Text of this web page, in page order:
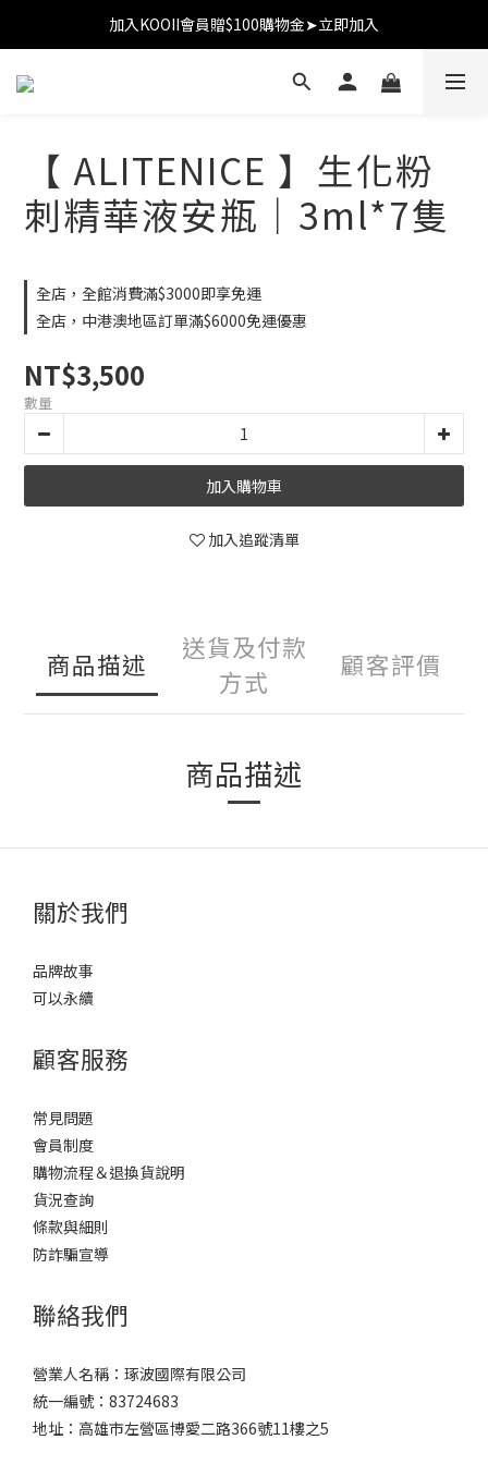
加入KOOII會員贈$100購物金➤立即加入
加入KOOII會員贈$100購物金➤立即加入
全館$3,000免運
【 ALITENICE 】生化粉
刺精華液安瓶｜3ml*7隻
全店，全館消費滿$3000即享免運
全店，中港澳地區訂單滿$6000免運優惠
NT$3,500
數量
加入購物車
加入追蹤清單
商品描述
送貨及付款
方式
顧客評價
商品描述
關於我們
品牌故事
可以永續
顧客服務
常見問題
會員制度
購物流程＆退換貨說明
貨況查詢
條款與細則
防詐騙宣導
聯絡我們
營業人名稱：琢波國際有限公司
統一編號：83724683
地址：高雄市左營區博愛二路366號11樓之5